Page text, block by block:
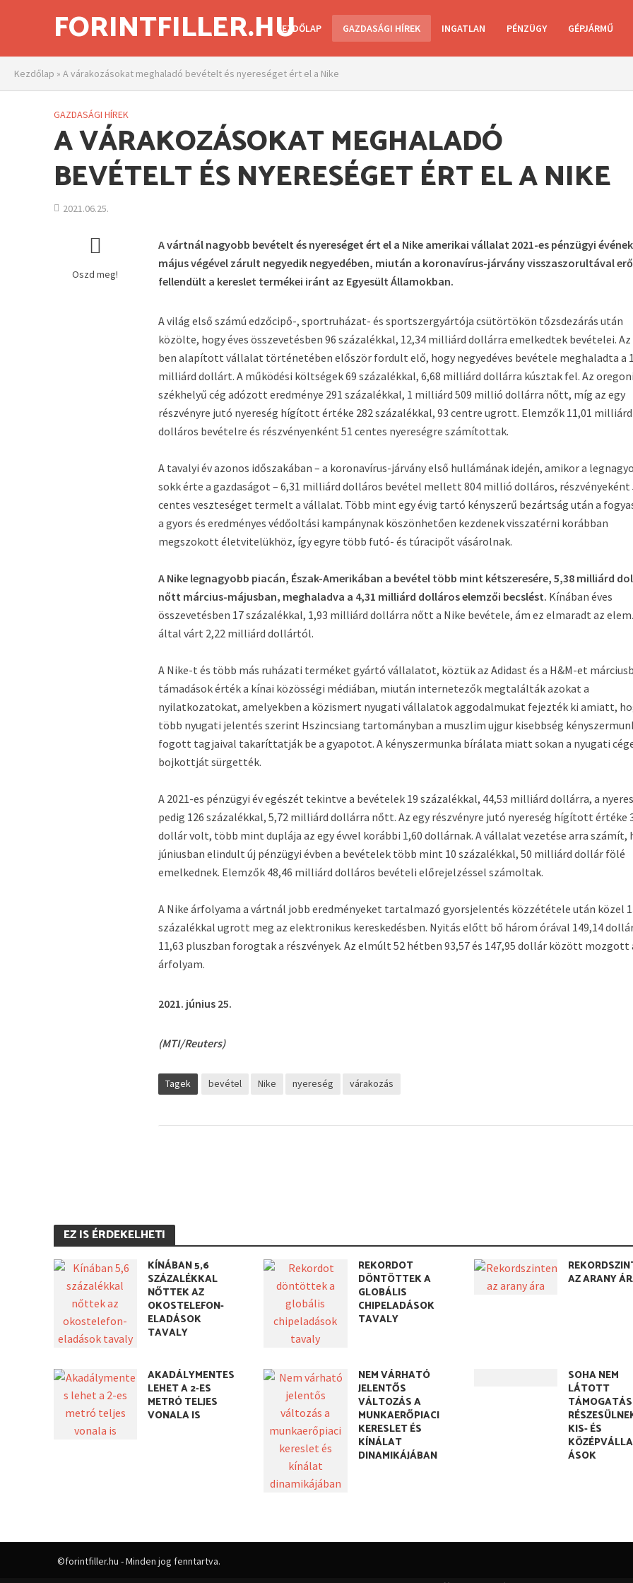
FORINTFILLER.HUKEZDŐLAP GAZDASÁGI HÍREK INGATLAN PÉNZÜGY GÉPJÁRMŰ
Kezdőlap » A várakozásokat meghaladó bevételt és nyereséget ért el a Nike
GAZDASÁGI HÍREK
A VÁRAKOZÁSOKAT MEGHALADÓ
BEVÉTELT ÉS NYERESÉGET ÉRT EL A NIKE
2021.06.25.
Oszd meg!
A vártnál nagyobb bevételt és nyereséget ért el a Nike amerikai vállalat 2021-es pénzügyi évének
május végével zárult negyedik negyedében, miután a koronavírus-járvány visszaszorultával
fellendült a kereslet termékei iránt az Egyesült Államokban.
A világ első számú edzőcipő-, sportruházat- és sportszergyártója csütörtökön tőzsdezárás után
közölte, hogy éves összevetésben 96 százalékkal, 12,34 milliárd dollárra emelkedtek bevételei. Az
ben alapított vállalat történetében először fordult elő, hogy negyedéves bevétele meghaladta a
milliárd dollárt. A működési költségek 69 százalékkal, 6,68 milliárd dollárra kúsztak fel. Az
székhelyű cég adózott eredménye 291 százalékkal, 1 milliárd 509 millió dollárra nőtt, míg az egy
részvényre jutó nyereség hígított értéke 282 százalékkal, 93 centre ugrott. Elemzők 11,01 milliárd
dolláros bevételre és részvényenként 51 centes nyereségre számítottak.
A tavalyi év azonos időszakában – a koronavírus-járvány első hullámának idején, amikor a
sokk érte a gazdaságot – 6,31 milliárd dolláros bevétel mellett 804 millió dolláros, részvényeként
centes veszteséget termelt a vállalat. Több mint egy évig tartó kényszerű bezártság után a
a gyors és eredményes védőoltási kampánynak köszönhetően kezdenek visszatérni korábban
megszokott életvitelükhöz, így egyre több futó- és túracipőt vásárolnak.
A Nike legnagyobb piacán, Észak-Amerikában a bevétel több mint kétszeresére, 5,38 milliárd
nőtt március-májusban, meghaladva a 4,31 milliárd dolláros elemzői becslést. Kínában éves
összevetésben 17 százalékkal, 1,93 milliárd dollárra nőtt a Nike bevétele, ám ez elmaradt az
által várt 2,22 milliárd dollártól.
A Nike-t és több más ruházati terméket gyártó vállalatot, köztük az Adidast és a H&M-et
támadások érték a kínai közösségi médiában, miután internetezők megtalálták azokat a
nyilatkozatokat, amelyekben a közismert nyugati vállalatok aggodalmukat fejezték ki amiatt,
több nyugati jelentés szerint Hszincsiang tartományban a muszlim ujgur kisebbség
fogott tagjaival takaríttatják be a gyapotot. A kényszermunka bírálata miatt sokan a nyugati
bojkottját sürgették.
A 2021-es pénzügyi év egészét tekintve a bevételek 19 százalékkal, 44,53 milliárd dollárra, a
pedig 126 százalékkal, 5,72 milliárd dollárra nőtt. Az egy részvényre jutó nyereség hígított értéke
dollár volt, több mint duplája az egy évvel korábbi 1,60 dollárnak. A vállalat vezetése arra számít,
júniusban elindult új pénzügyi évben a bevételek több mint 10 százalékkal, 50 milliárd dollár fölé
emelkednek. Elemzők 48,46 milliárd dolláros bevételi előrejelzéssel számoltak.
A Nike árfolyama a vártnál jobb eredményeket tartalmazó gyorsjelentés közzététele után közel
százalékkal ugrott meg az elektronikus kereskedésben. Nyitás előtt bő három órával 149,14
11,63 pluszban forogtak a részvények. Az elmúlt 52 hétben 93,57 és 147,95 dollár között mozgott
árfolyam.
2021. június 25.
(MTI/Reuters)
Tagek bevétel Nike nyereség várakozás
EZ IS ÉRDEKELHETI
KÍNÁBAN 5,6
SZÁZALÉKKAL
NŐTTEK AZ
OKOSTELEFON-
ELADÁSOK
TAVALY
REKORDOT
DÖNTÖTTEK A
GLOBÁLIS
CHIPELADÁSOK
TAVALY
AZ ARANY
AKADÁLYMENTES
LEHET A 2-ES
METRÓ TELJES
VONALA IS
NEM VÁRHATÓ
JELENTŐS
VÁLTOZÁS A
MUNKAERŐPIACI
KERESLET ÉS
KÍNÁLAT
DINAMIKÁJÁBAN
SOHA NEM
LÁTOTT
KIS- ÉS
ÁSOK
©forintfiller.hu - Minden jog fenntartva.